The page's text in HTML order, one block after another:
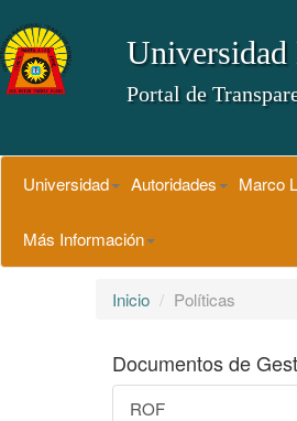
Universidad
Portal de
Universidad Autoridades Marco
Más Información
Inicio Políticas
Documentos de
ROF